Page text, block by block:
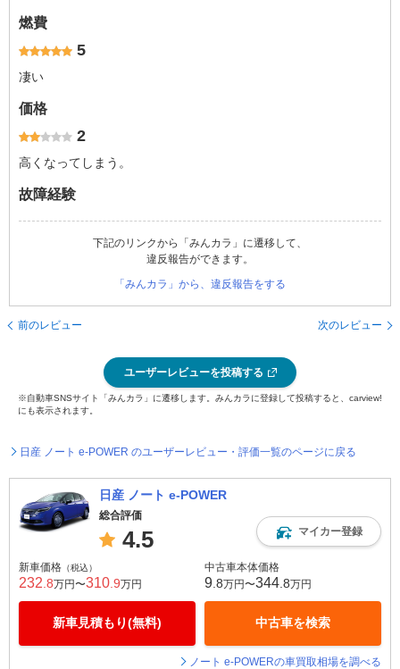
燃費
5
凄い
価格
2
高くなってしまう。
故障経験
下記のリンクから「みんカラ」に遷移して、
違反報告ができます。
「みんカラ」から、違反報告をする
前のレビュー 次のレビュー
ユーザーレビューを投稿する
※自動車SNSサイト「みんカラ」に遷移します。みんカラに登録して投稿すると、carview!
にも表示されます。
日産 ノート e-POWER のユーザーレビュー・評価一覧のページに戻る
日産 ノート e-POWER
総合評価
4.5 マイカー登録
新車価格 （税込）
232 .8万円〜310 .9万円
新車見積もり(無料)
中古車本体価格
9 .8万円〜344 .8万円
中古車を検索
ノート e-POWERの車買取相場を調べる